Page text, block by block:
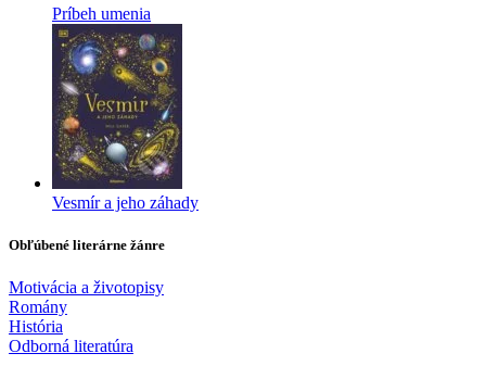
Príbeh umenia
Vesmír a jeho záhady
Obľúbené literárne žánre
Motivácia a životopisy
Romány
História
Odborná literatúra